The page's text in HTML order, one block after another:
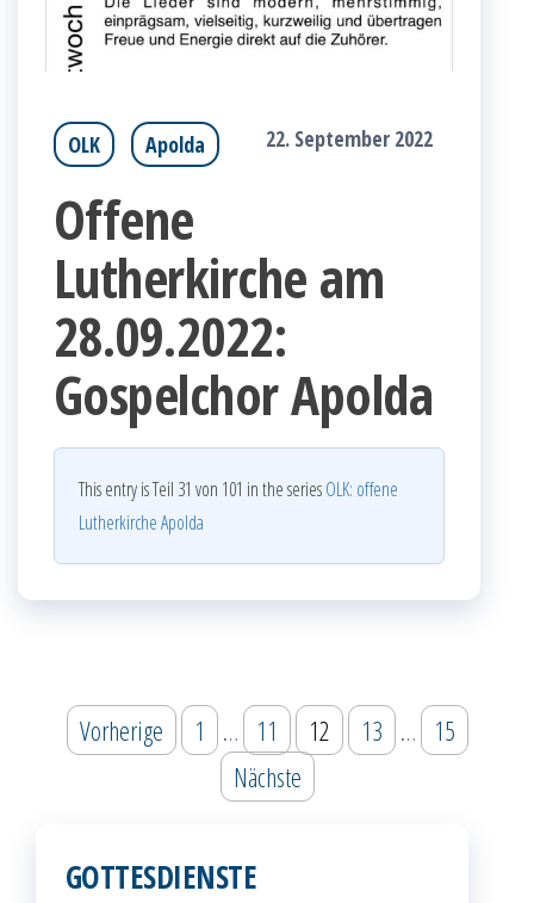
OLK Apolda 22. September 2022
Offene
Lutherkirche am
28.09.2022:
Gospelchor Apolda
This entry is Teil 31 von 101 in the seriesOLK: offene
Lutherkirche Apolda
Seitennummerierung
der
Vorherige 1 … 11 12 13 … 15
Nächste
GOTTESDIENSTE